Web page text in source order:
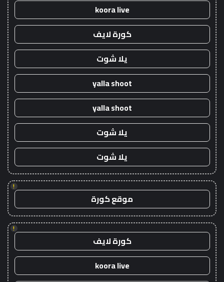
koora live
كورة لايف
يلا شوت
yalla shoot
yalla shoot
يلا شوت
يلا شوت
!
موقع كورة
!
كورة لايف
koora live